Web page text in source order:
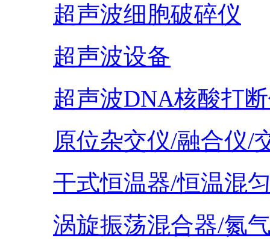
超声波细胞破碎仪
超声波设备
超声波DNA核酸打
原位杂交仪/融合仪/
干式恒温器/恒温混
涡旋振荡混合器/氮